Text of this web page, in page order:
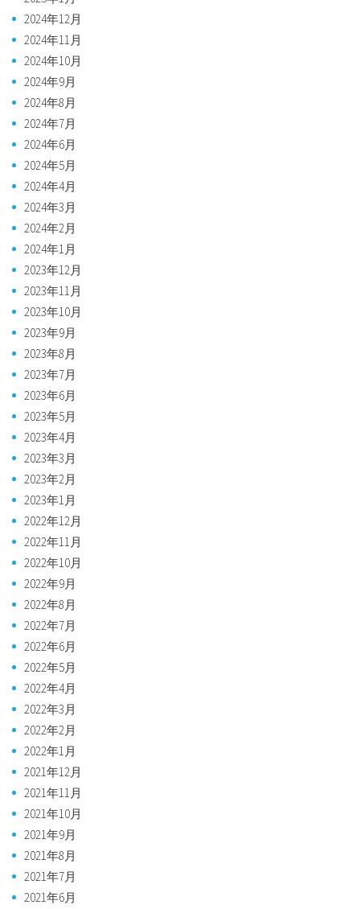
2024年12月
2024年11月
2024年10月
2024年9月
2024年8月
2024年7月
2024年6月
2024年5月
2024年4月
2024年3月
2024年2月
2024年1月
2023年12月
2023年11月
2023年10月
2023年9月
2023年8月
2023年7月
2023年6月
2023年5月
2023年4月
2023年3月
2023年2月
2023年1月
2022年12月
2022年11月
2022年10月
2022年9月
2022年8月
2022年7月
2022年6月
2022年5月
2022年4月
2022年3月
2022年2月
2022年1月
2021年12月
2021年11月
2021年10月
2021年9月
2021年8月
2021年7月
2021年6月